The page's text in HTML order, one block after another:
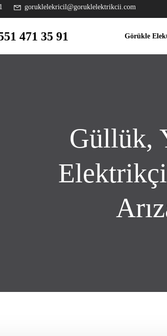
goruklelekricil@goruklelektrikcii.com
471 35 91 Görükle
Güllük,